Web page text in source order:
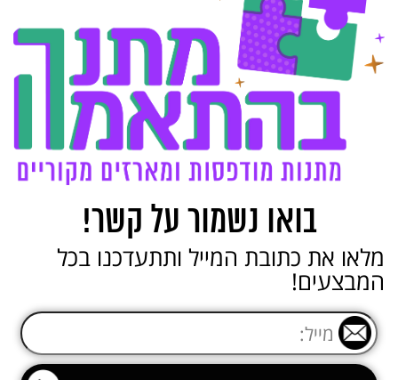
בואו נשמור על קשר!
מלאו את כתובת המייל ותתעדכנו בכל
המבצעים!